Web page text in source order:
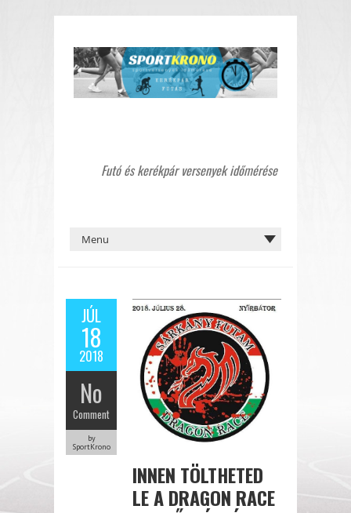
Futó és kerékpár versenyek időmérése
JÚL
18
2018
No
Comment
by
SportKrono
INNEN TÖLTHETED
LE A DRAGON RACE